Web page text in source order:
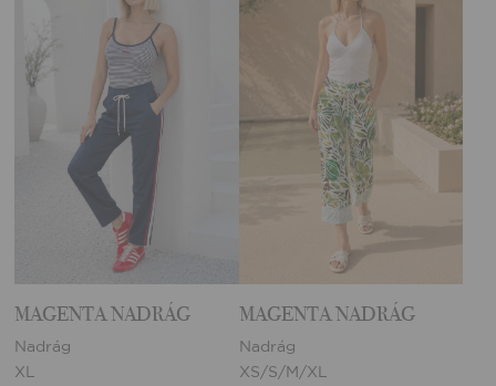
MAGENTA NADRÁG
Nadrág
XL
MAGENTA NADRÁG
Nadrág
XS/S/M/XL